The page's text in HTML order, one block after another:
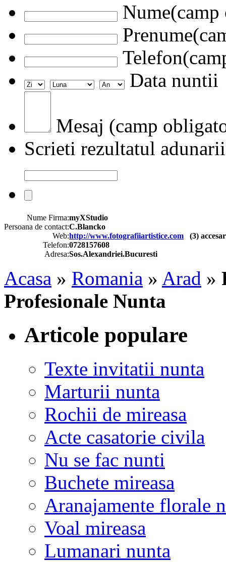
Data nuntii
Mesaj (camp
Scrieti rezultatul adunarii
Nume Firma:myXStudio
Persoana de contact:C.Blancko
Web:http://www.fotografiiartistice.com (3)
Telefon:0728157608
Adresa:Sos.Alexandriei.Bucuresti
Acasa » Romania » Arad »
Profesionale Nunta
Articole populare
Texte invitatii nunta
Marturii nunta
Rochii de mireasa
Acte casatorie civila
Nu se fac nunti
Buchete mireasa
Aranajamente florale
Voal mireasa
Lumanari nunta